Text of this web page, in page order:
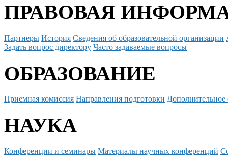
ПРАВОВАЯ
Партнеры История Сведения об образовательной организации
Задать вопрос директору Часто задаваемые вопросы
ОБРАЗОВАНИЕ
Приемная комиссия Направления подготовки Дополнительное
НАУКА
Конференции и семинары Материалы научных конференций